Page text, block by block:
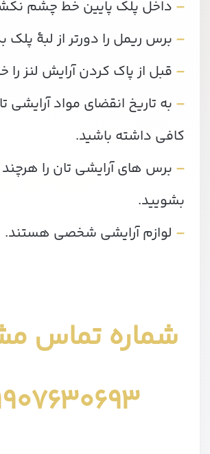
– داخل پلک پایین خط چشم
– برس ریمل را دورتر از لبۀ پلک
– قبل از پاک کردن آرایش لنز را
– به تاریخ انقضای مواد آرایشی
کافی داشته باشید.
– برس های آرایشی تان را هرچند
بشویید.
– لوازم آرایشی شخصی هستند.
شماره تماس